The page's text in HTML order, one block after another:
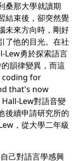
桑那大學就讀期
結束後，卻突然覺
未來方向時，剛好
了他的目光。在社
Lew勇於探索語言
韻律變異，而這
coding for
that's now
Lew對語音變
後續申請研究所的
，從大學二年級
己對語言學感興